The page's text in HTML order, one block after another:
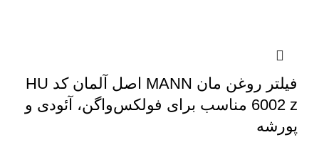
فیلتر روغن مان MANN اصل آلمان کد HU
6002 z مناسب برای فولکس‌واگن، آئودی و
پورشه